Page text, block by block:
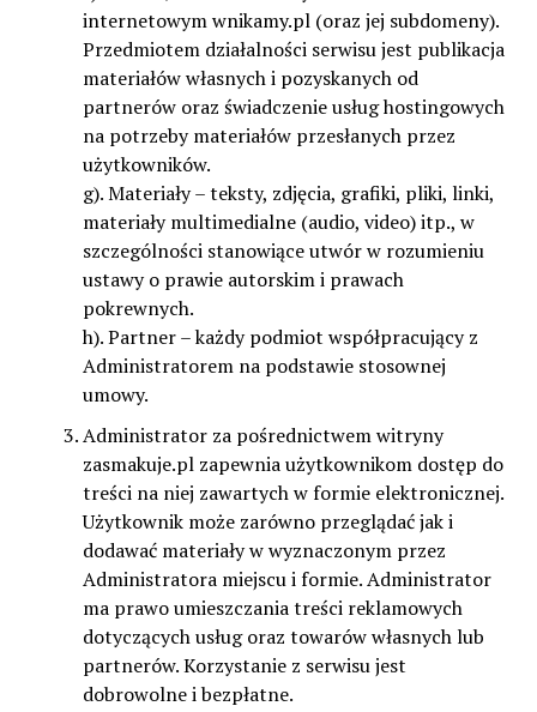
internetowym wnikamy.pl (oraz jej subdomeny).
Przedmiotem działalności serwisu jest publikacja
materiałów własnych i pozyskanych od
partnerów oraz świadczenie usług hostingowych
na potrzeby materiałów przesłanych przez
użytkowników.
g). Materiały – teksty, zdjęcia, grafiki, pliki, linki,
materiały multimedialne (audio, video) itp., w
szczególności stanowiące utwór w rozumieniu
ustawy o prawie autorskim i prawach
pokrewnych.
h). Partner – każdy podmiot współpracujący z
Administratorem na podstawie stosownej
umowy.
Administrator za pośrednictwem witryny
zasmakuje.pl zapewnia użytkownikom dostęp do
treści na niej zawartych w formie elektronicznej.
Użytkownik może zarówno przeglądać jak i
dodawać materiały w wyznaczonym przez
Administratora miejscu i formie. Administrator
ma prawo umieszczania treści reklamowych
dotyczących usług oraz towarów własnych lub
partnerów. Korzystanie z serwisu jest
dobrowolne i bezpłatne.